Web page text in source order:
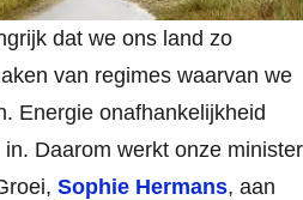
dat we ons land zo
van regimes waarvan we
Energie onafhankelijkheid
Daarom werkt onze minister
Sophie Hermans, aan